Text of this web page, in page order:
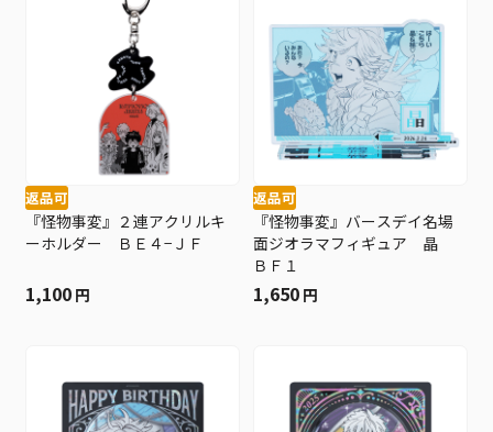
返品可
『怪物事変』２連アクリルキ
ーホルダー ＢＥ４−ＪＦ
1,100 円
返品可
『怪物事変』バースデイ名場
面ジオラマフィギュア 晶
ＢＦ１
1,650 円